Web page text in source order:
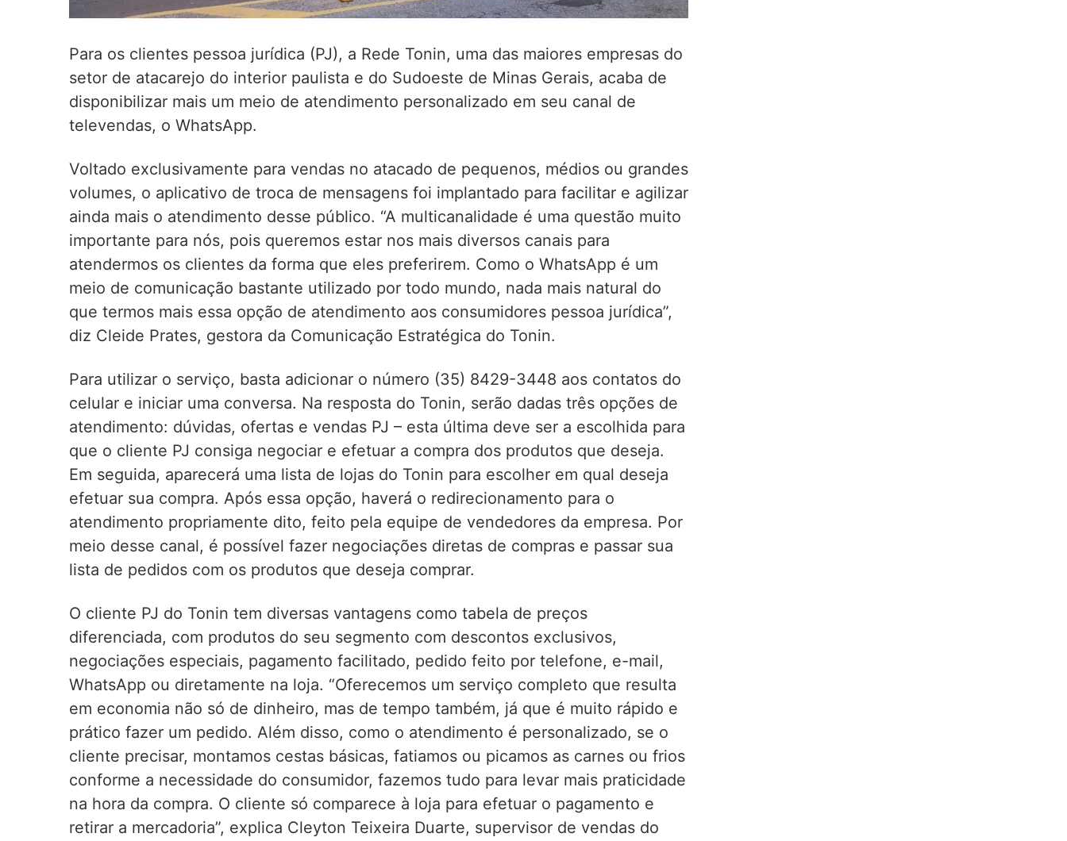
Para os clientes pessoa jurídica (PJ), a Rede Tonin, uma das maiores empresas do
setor de atacarejo do interior paulista e do Sudoeste de Minas Gerais, acaba de
disponibilizar mais um meio de atendimento personalizado em seu canal de
televendas, o WhatsApp.
Voltado exclusivamente para vendas no atacado de pequenos, médios ou grandes
volumes, o aplicativo de troca de mensagens foi implantado para facilitar e agilizar
ainda mais o atendimento desse público. “A multicanalidade é uma questão muito
importante para nós, pois queremos estar nos mais diversos canais para
atendermos os clientes da forma que eles preferirem. Como o WhatsApp é um
meio de comunicação bastante utilizado por todo mundo, nada mais natural do
que termos mais essa opção de atendimento aos consumidores pessoa jurídica”,
diz Cleide Prates, gestora da Comunicação Estratégica do Tonin.
Para utilizar o serviço, basta adicionar o número (35) 8429-3448 aos contatos do
celular e iniciar uma conversa. Na resposta do Tonin, serão dadas três opções de
atendimento: dúvidas, ofertas e vendas PJ – esta última deve ser a escolhida para
que o cliente PJ consiga negociar e efetuar a compra dos produtos que deseja.
Em seguida, aparecerá uma lista de lojas do Tonin para escolher em qual deseja
efetuar sua compra. Após essa opção, haverá o redirecionamento para o
atendimento propriamente dito, feito pela equipe de vendedores da empresa. Por
meio desse canal, é possível fazer negociações diretas de compras e passar sua
lista de pedidos com os produtos que deseja comprar.
O cliente PJ do Tonin tem diversas vantagens como tabela de preços
diferenciada, com produtos do seu segmento com descontos exclusivos,
negociações especiais, pagamento facilitado, pedido feito por telefone, e-mail,
WhatsApp ou diretamente na loja. “Oferecemos um serviço completo que resulta
em economia não só de dinheiro, mas de tempo também, já que é muito rápido e
prático fazer um pedido. Além disso, como o atendimento é personalizado, se o
cliente precisar, montamos cestas básicas, fatiamos ou picamos as carnes ou frios
conforme a necessidade do consumidor, fazemos tudo para levar mais praticidade
na hora da compra. O cliente só comparece à loja para efetuar o pagamento e
retirar a mercadoria”, explica Cleyton Teixeira Duarte, supervisor de vendas do